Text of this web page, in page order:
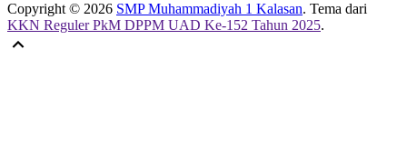
Copyright © 2026 SMP Muhammadiyah 1 Kalasan. Tema dari
KKN Reguler PkM DPPM UAD Ke-152 Tahun 2025.